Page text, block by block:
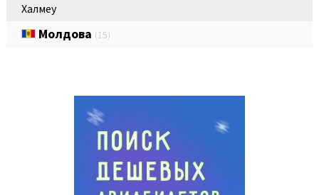
Халмеу
Молдова (15)